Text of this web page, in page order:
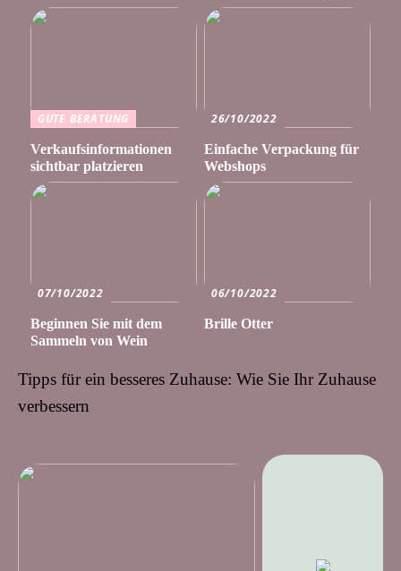
GUTE BERATUNG
Verkaufsinformationen
sichtbar platzieren
26/10/2022
Einfache Verpackung für
Webshops
07/10/2022
Beginnen Sie mit dem
Sammeln von Wein
06/10/2022
Brille Otter
Tipps für ein besseres Zuhause: Wie Sie Ihr Zuhause
verbessern